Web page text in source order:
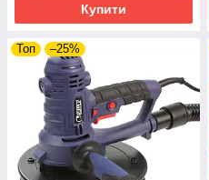
Купити
Топ –25%